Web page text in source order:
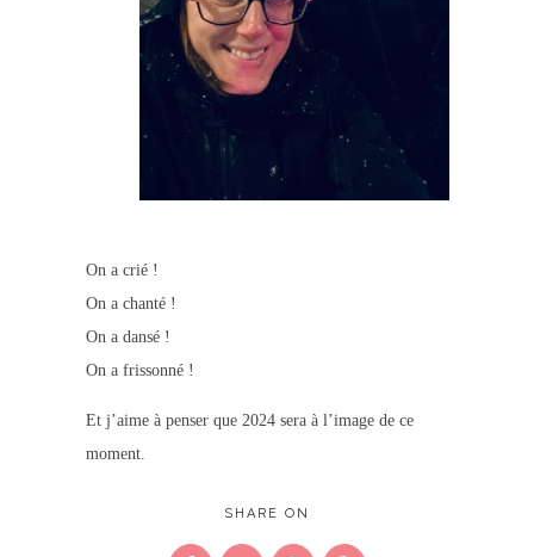
On a crié !
On a chanté !
On a dansé !
On a frissonné !
Et j’aime à penser que 2024 sera à l’image de ce
moment.
SHARE ON